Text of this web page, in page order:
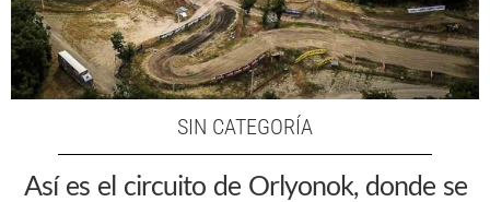
SIN CATEGORÍA
Así es el circuito de Orlyonok, donde se